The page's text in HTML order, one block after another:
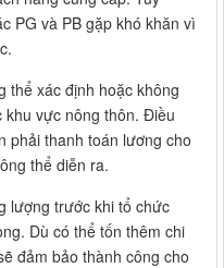
PG và PB gặp khó khăn vì
thể xác định hoặc không
vực nông thôn. Điều
phải thanh toán lương cho
thể diễn ra.
lượng trước khi tổ chức
Dù có thể tốn thêm chi
đảm bảo thành công cho